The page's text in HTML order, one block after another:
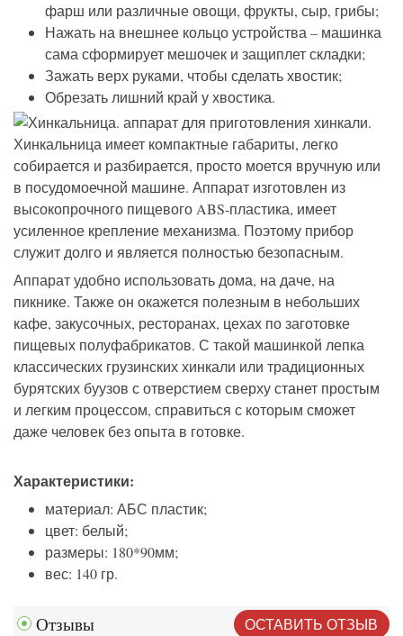
фарш или различные овощи, фрукты, сыр, грибы;
Нажать на внешнее кольцо устройства – машинка
сама сформирует мешочек и защиплет складки;
Зажать верх руками, чтобы сделать хвостик;
Обрезать лишний край у хвостика.
Хинкальница имеет компактные габариты, легко
собирается и разбирается, просто моется вручную или
в посудомоечной машине. Аппарат изготовлен из
высокопрочного пищевого ABS-пластика, имеет
усиленное крепление механизма. Поэтому прибор
служит долго и является полностью безопасным.
Аппарат удобно использовать дома, на даче, на
пикнике. Также он окажется полезным в небольших
кафе, закусочных, ресторанах, цехах по заготовке
пищевых полуфабрикатов. С такой машинкой лепка
классических грузинских хинкали или традиционных
бурятских буузов с отверстием сверху станет простым
и легким процессом, справиться с которым сможет
даже человек без опыта в готовке.
Характеристики:
материал: АБС пластик;
цвет: белый;
размеры: 180*90мм;
вес: 140 гр.
Отзывы ОСТАВИТЬ ОТЗЫВ